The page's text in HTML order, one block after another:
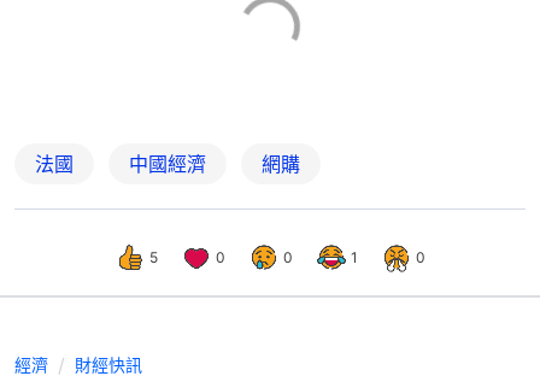
法國 中國經濟 網購
5 0 0 1 0
經濟 財經快訊